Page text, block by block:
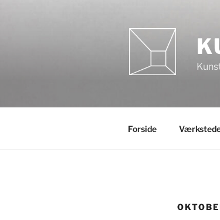
Forside